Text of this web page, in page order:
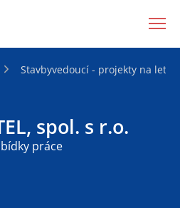
Stavbyvedoucí - projekty na
spol. s r.o.
práce